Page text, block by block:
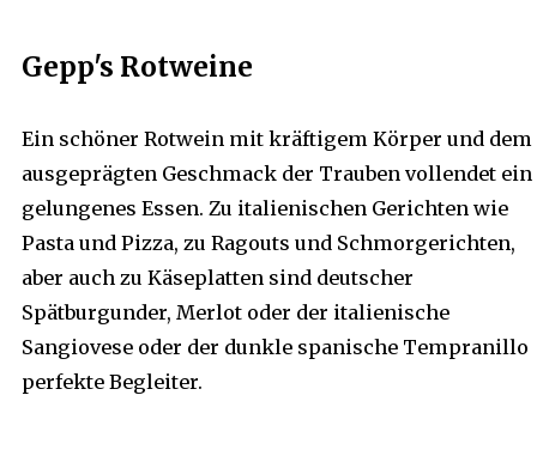
Gepp's Rotweine
Ein schöner Rotwein mit kräftigem Körper und dem
ausgeprägten Geschmack der Trauben vollendet ein
gelungenes Essen. Zu italienischen Gerichten wie
Pasta und Pizza, zu Ragouts und Schmorgerichten,
aber auch zu Käseplatten sind deutscher
Spätburgunder, Merlot oder der italienische
Sangiovese oder der dunkle spanische Tempranillo
perfekte Begleiter.